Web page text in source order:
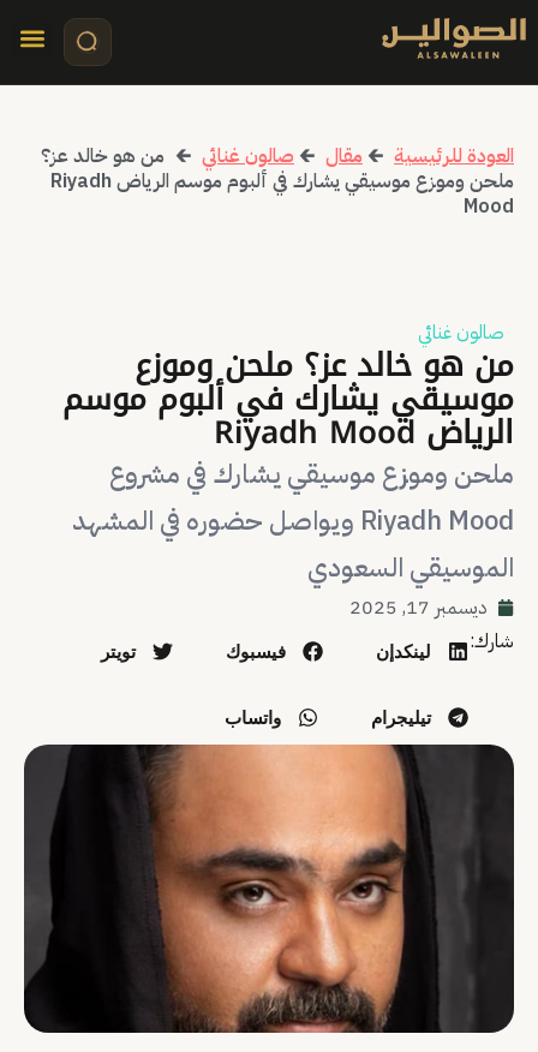
العودة للرئيسية 🡰 مقال 🡰 صالون غنائي 🡰 من هو خالد عز؟
ملحن وموزع موسيقي يشارك في ألبوم موسم الرياض Riyadh
Mood
صالون غنائي
من هو خالد عز؟ ملحن وموزع
موسيقي يشارك في ألبوم موسم
الرياض Riyadh Mood
ملحن وموزع موسيقي يشارك في مشروع
Riyadh Mood ويواصل حضوره في المشهد
الموسيقي السعودي
ديسمبر 17, 2025
لينكدإن فيسبوك تويتر
تيليجرام واتساب
شارك: